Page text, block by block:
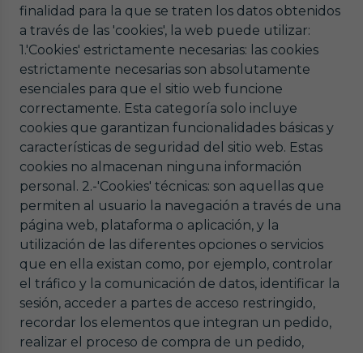
finalidad para la que se traten los datos obtenidos
a través de las 'cookies', la web puede utilizar:
1.'Cookies' estrictamente necesarias: las cookies
estrictamente necesarias son absolutamente
esenciales para que el sitio web funcione
correctamente. Esta categoría solo incluye
cookies que garantizan funcionalidades básicas y
características de seguridad del sitio web. Estas
cookies no almacenan ninguna información
personal. 2.-'Cookies' técnicas: son aquellas que
permiten al usuario la navegación a través de una
página web, plataforma o aplicación, y la
utilización de las diferentes opciones o servicios
que en ella existan como, por ejemplo, controlar
el tráfico y la comunicación de datos, identificar la
sesión, acceder a partes de acceso restringido,
recordar los elementos que integran un pedido,
realizar el proceso de compra de un pedido,